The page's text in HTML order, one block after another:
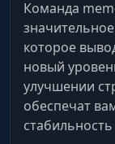
Команда
которое
новый
улучшении
обеспечат